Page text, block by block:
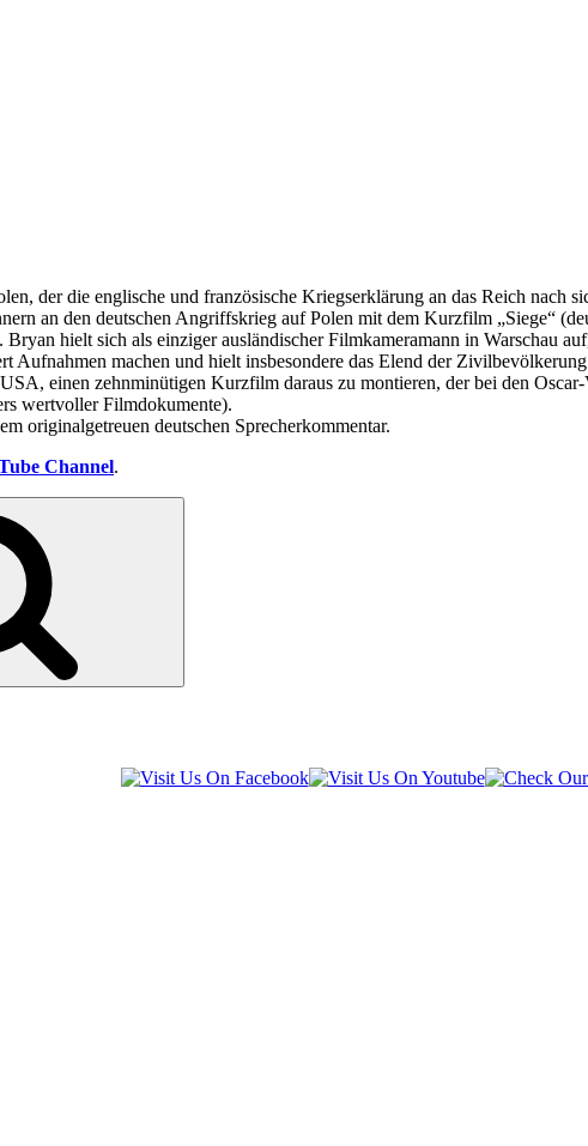
der die englische und französische Kriegserklärung an das Reich nach
an den deutschen Angriffskrieg auf Polen mit dem Kurzfilm „Siege“
hielt sich als einziger ausländischer Filmkameramann in Warschau
Aufnahmen machen und hielt insbesondere das Elend der
einen zehnminütigen Kurzfilm daraus zu montieren, der bei den
wertvoller Filmdokumente).
originalgetreuen deutschen Sprecherkommentar.
Channel.